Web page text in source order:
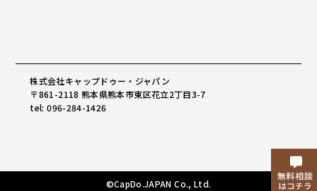
株式会社キャップドゥー・ジャパン
〒861-2118 熊本県熊本市東区花立2丁目3-7
tel: 096-284-1426
©CapDo.JAPAN Co., Ltd.